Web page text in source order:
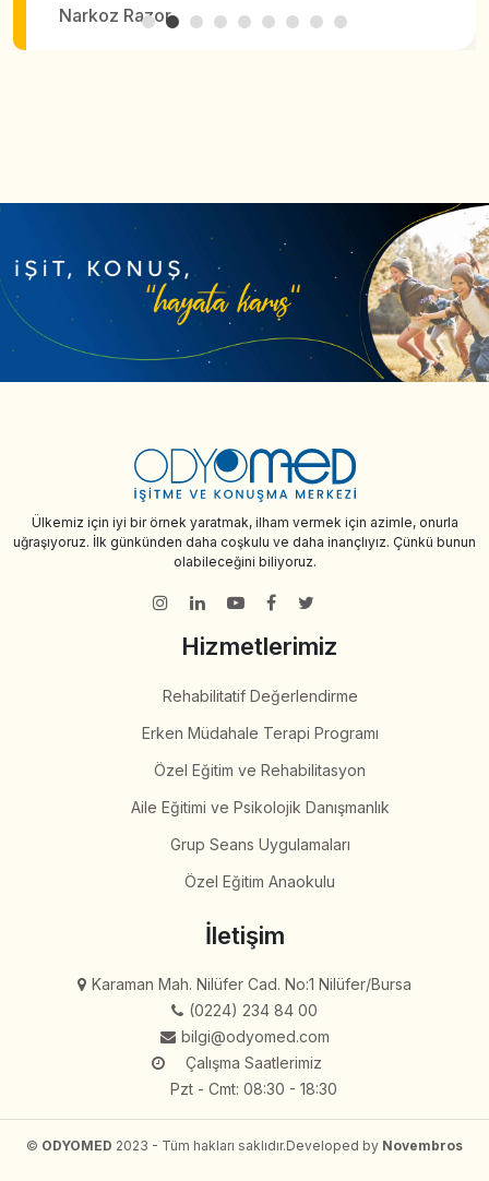
Narkoz Razor
Ülkemiz için iyi bir örnek yaratmak, ilham vermek için azimle, onurla
uğraşıyoruz. İlk günkünden daha coşkulu ve daha inançlıyız. Çünkü bunun
olabileceğini biliyoruz.
Hizmetlerimiz
Rehabilitatif Değerlendirme
Erken Müdahale Terapi Programı
Özel Eğitim ve Rehabilitasyon
Aile Eğitimi ve Psikolojik Danışmanlık
Grup Seans Uygulamaları
Özel Eğitim Anaokulu
İletişim
Karaman Mah. Nilüfer Cad. No:1 Nilüfer/Bursa
(0224) 234 84 00
bilgi@odyomed.com
Çalışma Saatlerimiz
Pzt - Cmt: 08:30 - 18:30
© ODYOMED 2023 - Tüm hakları saklıdır.Developed by Novembros